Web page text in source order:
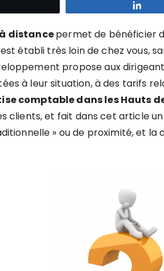
distancepermet de bénéficier
établi très loin de chez vous,
propose aux
à leur situation, à des tarifs
comptable dans les Hauts
clients, et fait dans cet article
» ou de proximité, et la